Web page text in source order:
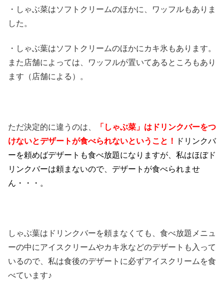
・しゃぶ菜はソフトクリームのほかに、ワッフルもありま
した。
・しゃぶ葉はソフトクリームのほかにカキ氷もあります。
また店舗によっては、ワッフルが置いてあるところもあり
ます（店舗による）。
ただ決定的に違うのは、
「しゃぶ菜」はドリンクバーをつ
けないとデザートが食べられないということ！
ドリンクバ
ーを頼めばデザートも食べ放題になりますが、私はほぼド
リンクバーは頼まないので、デザートが食べられませ
ん・・・。
しゃぶ葉はドリンクバーを頼まなくても、食べ放題メニュ
ーの中にアイスクリームやカキ氷などのデザートも入って
いるので、私は食後のデザートに必ずアイスクリームを食
べています♪